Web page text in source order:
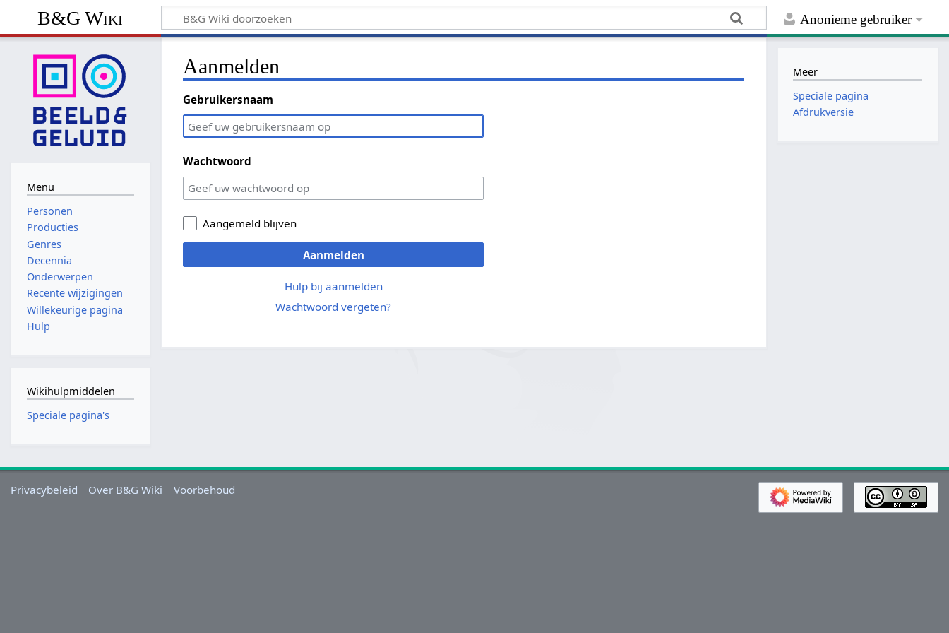
Anonieme gebruiker
B&G Wiki
Aanmelden
Gebruikersnaam
Wachtwoord
Aangemeld blijven
Aanmelden
Hulp bij aanmelden
Wachtwoord vergeten?
Menu
Personen
Producties
Genres
Decennia
Onderwerpen
Recente wijzigingen
Willekeurige pagina
Hulp
Wikihulpmiddelen
Speciale pagina's
Meer
Speciale pagina
Afdrukversie
Privacybeleid Over B&G Wiki Voorbehoud